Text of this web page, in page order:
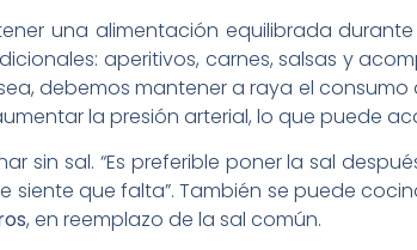
una alimentación equilibrada
aperitivos, carnes, salsas y
debemos mantener a raya el consumo
la presión arterial, lo que puede
sin sal. “Es preferible poner la sal
siente que falta”. También se puede
, en reemplazo de la sal común.